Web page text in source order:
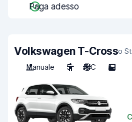
Paga adesso
Volkswagen T-Crosso
Manuale
5 A/C 5